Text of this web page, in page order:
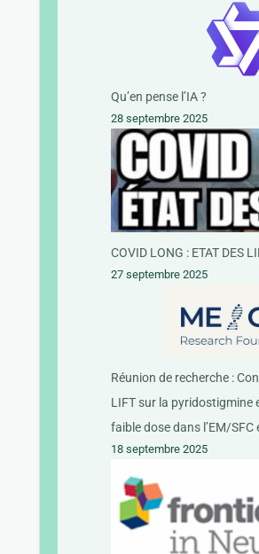
Qu’en pense l’IA ?
28 septembre 2025
COVID LONG : ETAT DES
27 septembre 2025
Réunion de recherche :
LIFT sur la pyridostigmine
faible dose dans l’EM/SFC
18 septembre 2025